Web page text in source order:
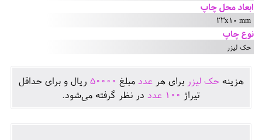
ابعاد محل چاپ
23x10 mm
نوع چاپ
حک لیزر
هزينهحک لیزر برای هرعدد مبلغ 50000 ريال و برای حداقل
تيراژ 100 عدد در نظر گرفته می‌شود.